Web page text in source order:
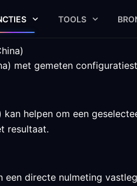
TOOLS
met gemeten
helpen om een
resultaat.
een directe nulmeting